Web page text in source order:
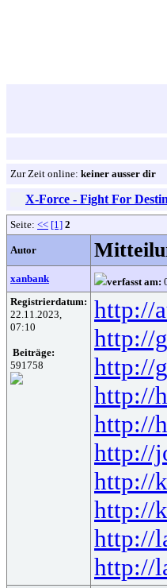
Zur Zeit online: keiner ausser dir
X-Force - Fight For
Seite: << [1] 2
Autor
xanbank verfasst am:
Registrierdatum:
22.11.2023,
07:10
Beiträge:
591758
http://
http://
http://
http://
http://
http://
http://
http://
http://
http://